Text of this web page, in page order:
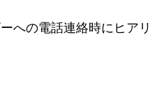
への電話連絡時にヒアリ